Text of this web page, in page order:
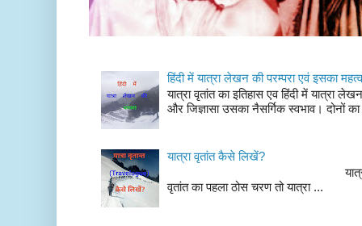
हिंदी में यात्रा लेखन की परम्परा एवं इसका महत्व
यात्रा वृतांत का इतिहास एव हिंदी में यात्रा
और जिज्ञासा उसका नैसर्गिक स्वभाव। दोनों
यात्रा वृतांत कैसे लिखें?
यात्रा वृतांत लेखन के
वृतांत का पहला ठोस चरण तो यात्रा ...